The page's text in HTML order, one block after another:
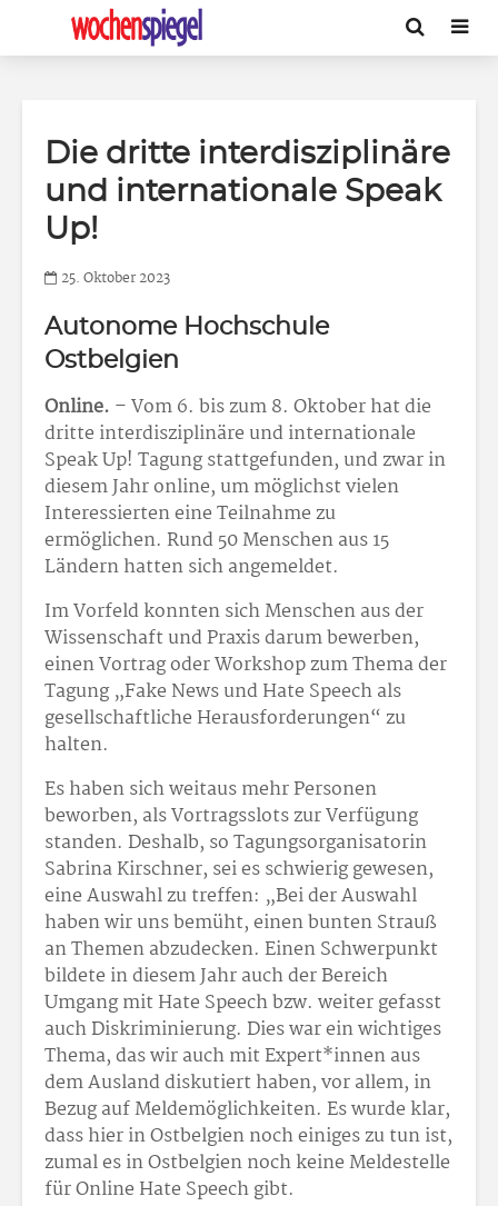
Die dritte interdisziplinäre
und internationale Speak
Up!
25. Oktober 2023
Autonome Hochschule
Ostbelgien
Online. – Vom 6. bis zum 8. Oktober hat die
dritte interdisziplinäre und internationale
Speak Up! Tagung stattgefunden, und zwar in
diesem Jahr online, um möglichst vielen
Interessierten eine Teilnahme zu
ermöglichen. Rund 50 Menschen aus 15
Ländern hatten sich angemeldet.
Im Vorfeld konnten sich Menschen aus der
Wissenschaft und Praxis darum bewerben,
einen Vortrag oder Workshop zum Thema der
Tagung „Fake News und Hate Speech als
gesellschaftliche Herausforderungen“ zu
halten.
Es haben sich weitaus mehr Personen
beworben, als Vortragsslots zur Verfügung
standen. Deshalb, so Tagungsorganisatorin
Sabrina Kirschner, sei es schwierig gewesen,
eine Auswahl zu treffen: „Bei der Auswahl
haben wir uns bemüht, einen bunten Strauß
an Themen abzudecken. Einen Schwerpunkt
bildete in diesem Jahr auch der Bereich
Umgang mit Hate Speech bzw. weiter gefasst
auch Diskriminierung. Dies war ein wichtiges
Thema, das wir auch mit Expert*innen aus
dem Ausland diskutiert haben, vor allem, in
Bezug auf Meldemöglichkeiten. Es wurde klar,
dass hier in Ostbelgien noch einiges zu tun ist,
zumal es in Ostbelgien noch keine Meldestelle
für Online Hate Speech gibt.